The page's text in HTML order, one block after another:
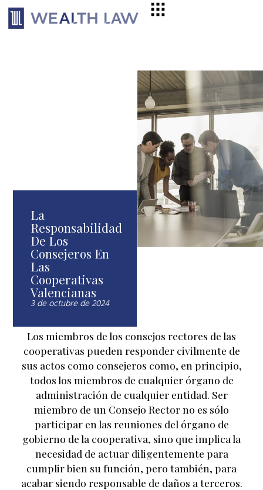
La
Responsabilidad
De Los
Consejeros En
Las
Cooperativas
Valencianas
3 de octubre de 2024
Los miembros de los consejos rectores de las
cooperativas pueden responder civilmente de
sus actos como consejeros como, en principio,
todos los miembros de cualquier órgano de
administración de cualquier entidad. Ser
miembro de un Consejo Rector no es sólo
participar en las reuniones del órgano de
gobierno de la cooperativa, sino que implica la
necesidad de actuar diligentemente para
cumplir bien su función, pero también, para
acabar siendo responsable de daños a terceros.